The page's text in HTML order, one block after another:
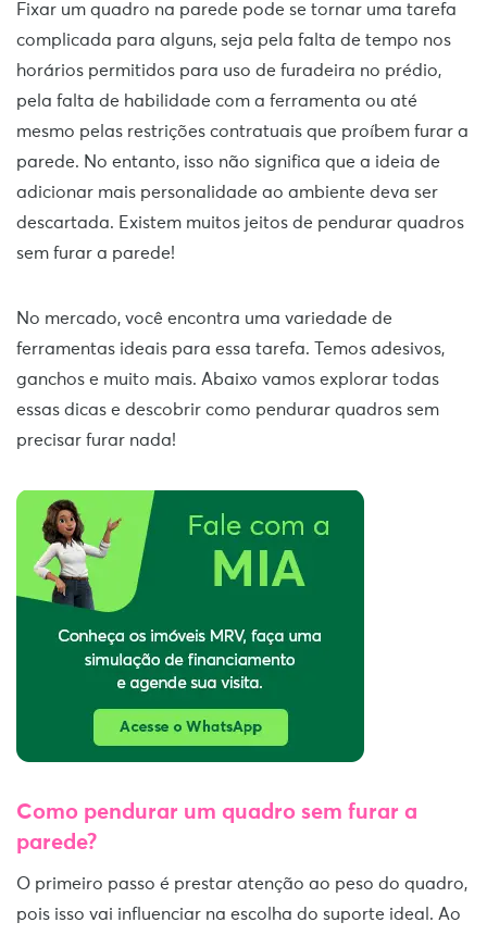
Fixar um quadro na parede pode se tornar uma tarefa
complicada para alguns, seja pela falta de tempo nos
horários permitidos para uso de furadeira no prédio,
pela falta de habilidade com a ferramenta ou até
mesmo pelas restrições contratuais que proíbem furar a
parede. No entanto, isso não significa que a ideia de
adicionar mais personalidade ao ambiente deva ser
descartada. Existem muitos jeitos de pendurar quadros
sem furar a parede!
No mercado, você encontra uma variedade de
ferramentas ideais para essa tarefa. Temos adesivos,
ganchos e muito mais. Abaixo vamos explorar todas
essas dicas e descobrir como pendurar quadros sem
precisar furar nada!
Como pendurar um quadro sem furar a
parede?
O primeiro passo é prestar atenção ao peso do quadro,
pois isso vai influenciar na escolha do suporte ideal. Ao